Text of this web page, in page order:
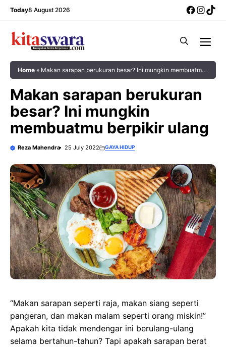
Skip
content
Today8 August 2026
Home » Makan sarapan berukuran besar? Ini mungkin membuatmu
Makan sarapan berukuran
besar? Ini mungkin
membuatmu berpikir ulang
Reza Mahendra 25 July 2022 GAYA HIDUP
“Makan sarapan seperti raja, makan siang seperti
pangeran, dan makan malam seperti orang miskin!”
Apakah kita tidak mendengar ini berulang-ulang
selama bertahun-tahun? Tapi apakah sarapan berat